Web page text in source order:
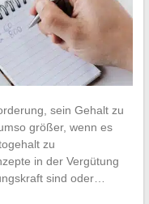
sein Gehalt zu
größer, wenn es
zu
in der Vergütung
sind oder…